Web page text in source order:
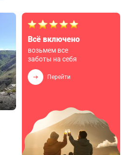
Всё включено
возьмем все
заботы на себя
Перейти